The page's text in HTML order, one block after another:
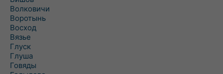
Волковичи
Воротынь
Восход
Вязье
Глуск
Глуша
Говяды